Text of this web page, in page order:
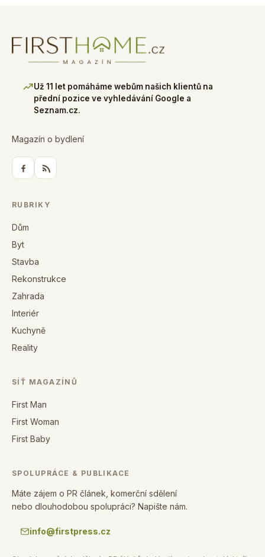
Už 11 let pomáháme webům našich klientů na
přední pozice ve vyhledávání Google a
Seznam.cz.
Magazín o bydlení
RUBRIKY
Dům
Byt
Stavba
Rekonstrukce
Zahrada
Interiér
Kuchyně
Reality
SÍŤ MAGAZÍNŮ
First Man
First Woman
First Baby
SPOLUPRÁCE & PUBLIKACE
Máte zájem o PR článek, komerční sdělení
nebo dlouhodobou spolupráci? Napište nám.
info@firstpress.cz